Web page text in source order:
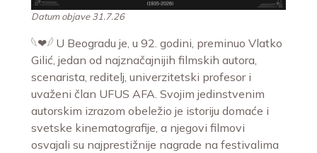
Datum objave 31.7.26
𓆩❤︎𓆪 U Beogradu je, u 92. godini, preminuo Vlatko
Gilić, jedan od najznačajnijih filmskih autora,
scenarista, reditelj, univerzitetski profesor i
uvaženi član UFUS AFA. Svojim jedinstvenim
autorskim izrazom obeležio je istoriju domaće i
svetske kinematografije, a njegovi filmovi
osvajali su najprestižnije nagrade na festivalima